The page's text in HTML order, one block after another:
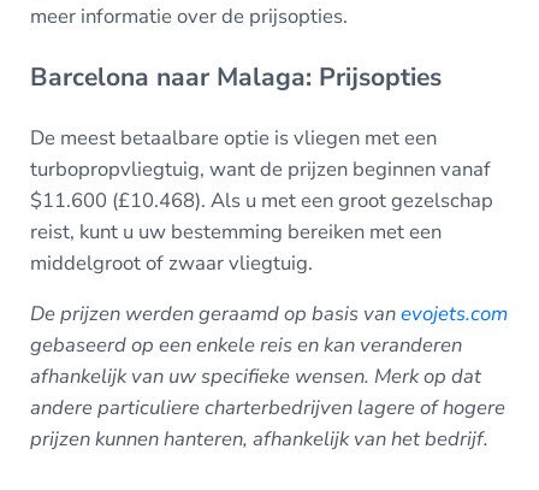
meer informatie over de prijsopties.
Barcelona naar Malaga: Prijsopties
De meest betaalbare optie is vliegen met een
turbopropvliegtuig, want de prijzen beginnen vanaf
$11.600 (£10.468). Als u met een groot gezelschap
reist, kunt u uw bestemming bereiken met een
middelgroot of zwaar vliegtuig.
De prijzen werden geraamd op basis vanevojets.com
gebaseerd op een enkele reis en kan veranderen
afhankelijk van uw specifieke wensen. Merk op dat
andere particuliere charterbedrijven lagere of hogere
prijzen kunnen hanteren, afhankelijk van het bedrijf.